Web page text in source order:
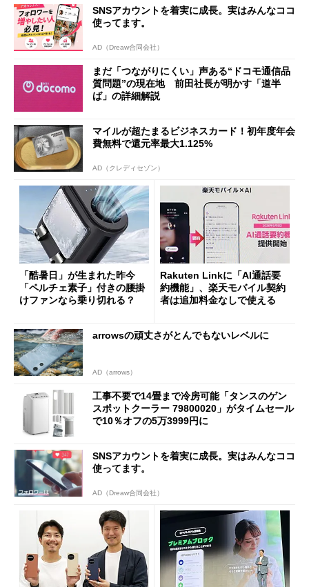
SNSアカウントを着実に成長。実はみんなココ
使ってます。
AD（Dreaw合同会社）
まだ「つながりにくい」声ある“ドコモ通信品
質問題”の現在地 前田社長が明かす「道半
ば」の詳細解説
マイルが超たまるビジネスカード！初年度年会
費無料で還元率最大1.125%
AD（クレディセゾン）
「酷暑日」が生まれた昨今
「ペルチェ素子」付きの腰掛
けファンなら乗り切れる？
Rakuten Linkに「AI通話要
約機能」、楽天モバイル契約
者は追加料金なしで使える
arrowsの頑丈さがとんでもないレベルに
AD（arrows）
工事不要で14畳まで冷房可能「タンスのゲン
スポットクーラー 79800020」がタイムセール
で10％オフの5万3999円に
SNSアカウントを着実に成長。実はみんなココ
使ってます。
AD（Dreaw合同会社）